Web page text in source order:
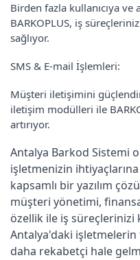
Birden fazla kullanıcıya
BARKOPLUS, iş
sağlıyor.
SMS & E-mail İşlemleri:
Müşteri iletişimini
iletişim modülleri ile
artırıyor.
Antalya Barkod Sistemi
işletmenizin
kapsamlı bir yazılım
müşteri yönetimi,
özellik ile iş süreçlerinizi
Antalya'daki
daha rekabetçi hale